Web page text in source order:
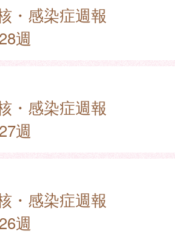
・感染症週報
週
・感染症週報
週
・感染症週報
週